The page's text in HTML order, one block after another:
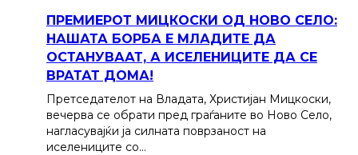
ПРЕМИЕРОТ МИЦКОСКИ ОД НОВО СЕЛО:
НАШАТА БОРБА Е МЛАДИТЕ ДА
ОСТАНУВААТ, А ИСЕЛЕНИЦИТЕ ДА СЕ
ВРАТАТ ДОМА!
Претседателот на Владата, Христијан Мицкоски,
вечерва се обрати пред граѓаните во Ново Село,
нагласувајќи ја силната поврзаност на
иселениците со…